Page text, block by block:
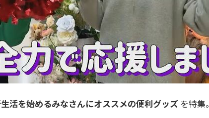
活を始めるみなさんにオススメの便利グッズ を特集。